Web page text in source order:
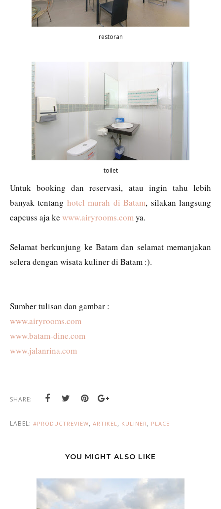
restoran
toilet
Untuk booking dan reservasi, atau ingin tahu lebih
banyak tentang hotel murah di Batam, silakan langsung
capcuss aja ke www.airyrooms.comya.
Selamat berkunjung ke Batam dan selamat memanjakan
selera dengan wisata kuliner di Batam :).
Sumber tulisan dan gambar :
www.airyrooms.com
www.batam-dine.com
www.jalanrina.com
SHARE:
LABEL: #PRODUCTREVIEW, ARTIKEL, KULINER, PLACE
YOU MIGHT ALSO LIKE